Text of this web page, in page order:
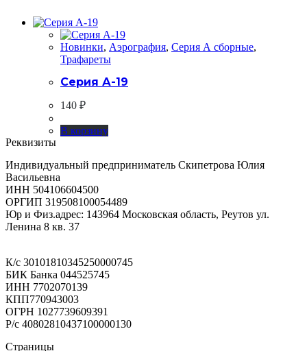
Новинки, Аэрография, Серия А сборные,
Трафареты
Серия А-19
140 ₽
В корзину
Реквизиты
Индивидуальный предприниматель Скипетрова Юлия
Васильевна
ИНН 504106604500
ОРГИП 319508100054489
Юр и Физ.адрес: 143964 Московская область, Реутов ул.
Ленина 8 кв. 37
К/с 30101810345250000745
БИК Банка 044525745
ИНН 7702070139
КПП770943003
ОГРН 1027739609391
Р/с 40802810437100000130
Страницы